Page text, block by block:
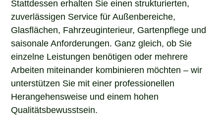
Stattdessen erhalten Sie einen strukturierten,
zuverlässigen Service für Außenbereiche,
Glasflächen, Fahrzeuginterieur, Gartenpflege und
saisonale Anforderungen. Ganz gleich, ob Sie
einzelne Leistungen benötigen oder mehrere
Arbeiten miteinander kombinieren möchten – wir
unterstützen Sie mit einer professionellen
Herangehensweise und einem hohen
Qualitätsbewusstsein.